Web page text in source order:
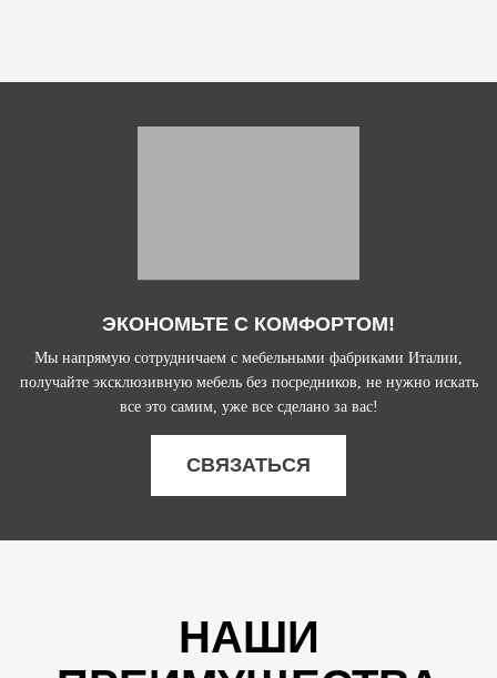
ЭКОНОМЬТЕ С КОМФОРТОМ!
Мы напрямую сотрудничаем с мебельными фабриками Италии,
получайте эксклюзивную мебель без посредников, не нужно искать
все это самим, уже все сделано за вас!
СВЯЗАТЬСЯ
НАШИ